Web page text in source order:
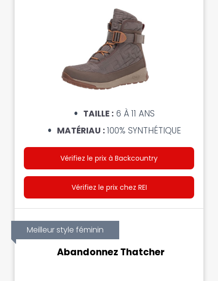
TAILLE : 6 À 11 ANS
MATÉRIAU : 100% SYNTHÉTIQUE
Vérifiez le prix à Backcountry
Vérifiez le prix chez REI
Meilleur style féminin
Abandonnez Thatcher